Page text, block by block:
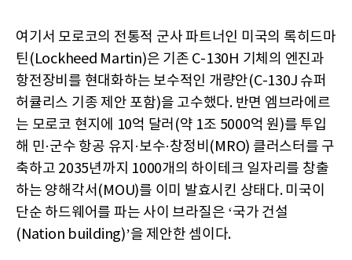
여기서 모로코의 전통적 군사 파트너인 미국의 록히드마
틴(Lockheed Martin)은 기존 C-130H 기체의 엔진과
항전장비를 현대화하는 보수적인 개량안(C-130J 슈퍼
허큘리스 기종 제안 포함)을 고수했다. 반면 엠브라에르
는 모로코 현지에 10억 달러(약 1조 5000억 원)를 투입
해 민·군수 항공 유지·보수·창정비(MRO) 클러스터를 구
축하고 2035년까지 1000개의 하이테크 일자리를 창출
하는 양해각서(MOU)를 이미 발효시킨 상태다. 미국이
단순 하드웨어를 파는 사이 브라질은 ‘국가 건설
(Nation building)’을 제안한 셈이다.